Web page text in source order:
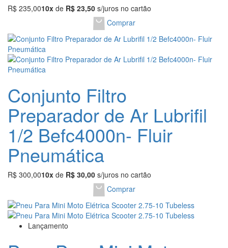
R$ 235,0010x de R$ 23,50 s/juros no cartão
Comprar
Conjunto Filtro
Preparador de Ar Lubrifil
1/2 Befc4000n- Fluir
Pneumática
R$ 300,0010x de R$ 30,00 s/juros no cartão
Comprar
Lançamento